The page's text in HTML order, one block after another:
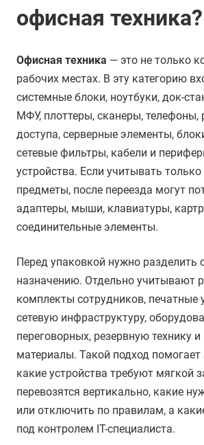
офисная техника?
Офисная техника — это не только
рабочих местах. В эту категорию
системные блоки, ноутбуки, док-
МФУ, плоттеры, сканеры, телефоны,
доступа, серверные элементы,
сетевые фильтры, кабели и
устройства. Если учитывать
предметы, после переезда могут
адаптеры, мыши, клавиатуры,
соединительные элементы.
Перед упаковкой нужно разделить
назначению. Отдельно учитывают
комплекты сотрудников, печатные
сетевую инфраструктуру,
переговорных, резервную технику
материалы. Такой подход помогает
какие устройства требуют мягкой
перевозятся вертикально, какие
или отключить по правилам, а
под контролем IT-специалиста.